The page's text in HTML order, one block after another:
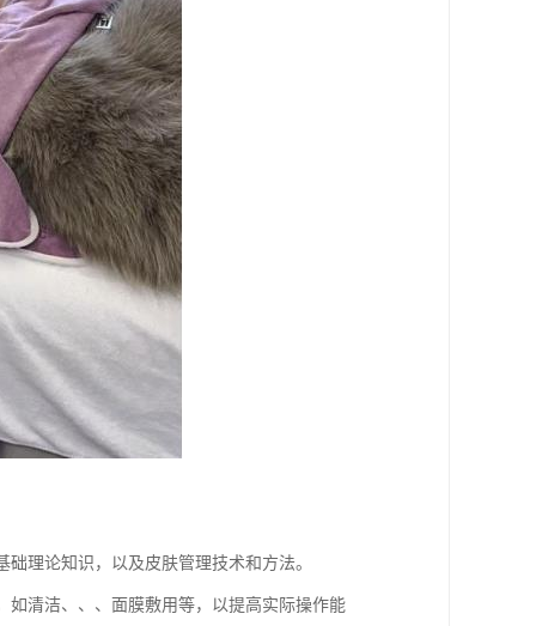
理论知识，以及皮肤管理技术和方法。
如清洁、、、面膜敷用等，以提高实际操作能